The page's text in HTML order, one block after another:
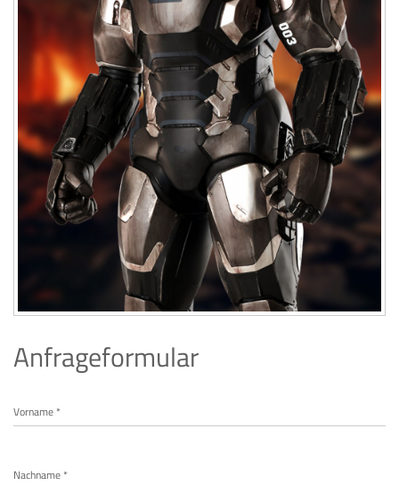
Anfrageformular
Vorname *
Nachname *